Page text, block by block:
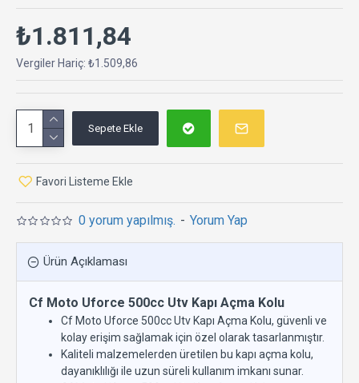
0 yorum yapılmış. - Yorum Yap
₺1.811,84
Vergiler Hariç: ₺1.509,86
Sepete Ekle
Favori Listeme Ekle
Ürün Açıklaması
Cf Moto Uforce 500cc Utv Kapı Açma Kolu
Cf Moto Uforce 500cc Utv Kapı Açma Kolu, güvenli ve
kolay erişim sağlamak için özel olarak tasarlanmıştır.
Kaliteli malzemelerden üretilen bu kapı açma kolu,
dayanıklılığı ile uzun süreli kullanım imkanı sunar.